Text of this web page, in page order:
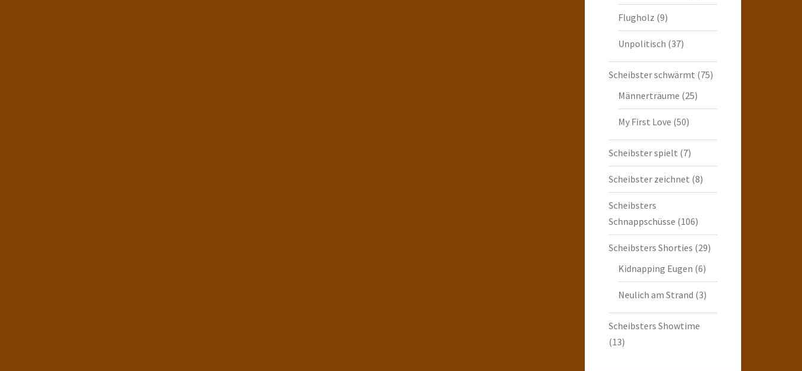
Flugholz (9)
Unpolitisch (37)
Scheibster schwärmt (75)
Männerträume (25)
My First Love (50)
Scheibster spielt (7)
Scheibster zeichnet (8)
Scheibsters
Schnappschüsse (106)
Scheibsters Shorties (29)
Kidnapping Eugen (6)
Neulich am Strand (3)
Scheibsters Showtime
(13)